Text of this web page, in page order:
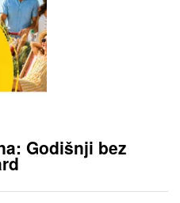
Godišnji bez